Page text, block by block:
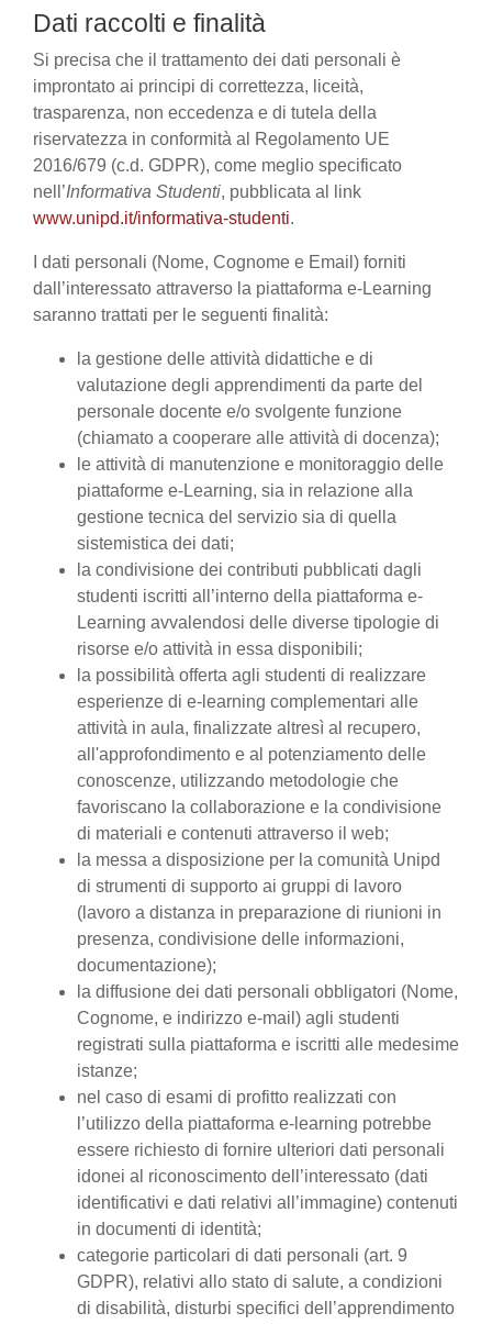
Dati raccolti e finalità
Si precisa che il trattamento dei dati personali è
improntato ai principi di correttezza, liceità,
trasparenza, non eccedenza e di tutela della
riservatezza in conformità al Regolamento UE
2016/679 (c.d. GDPR), come meglio specificato
nell’Informativa Studenti, pubblicata al link
www.unipd.it/informativa-studenti.
I dati personali (Nome, Cognome e Email) forniti
dall’interessato attraverso la piattaforma e-Learning
saranno trattati per le seguenti finalità:
la gestione delle attività didattiche e di
valutazione degli apprendimenti da parte del
personale docente e/o svolgente funzione
(chiamato a cooperare alle attività di docenza);
le attività di manutenzione e monitoraggio delle
piattaforme e-Learning, sia in relazione alla
gestione tecnica del servizio sia di quella
sistemistica dei dati;
la condivisione dei contributi pubblicati dagli
studenti iscritti all’interno della piattaforma e-
Learning avvalendosi delle diverse tipologie di
risorse e/o attività in essa disponibili;
la possibilità offerta agli studenti di realizzare
esperienze di e-learning complementari alle
attività in aula, finalizzate altresì al recupero,
all'approfondimento e al potenziamento delle
conoscenze, utilizzando metodologie che
favoriscano la collaborazione e la condivisione
di materiali e contenuti attraverso il web;
la messa a disposizione per la comunità Unipd
di strumenti di supporto ai gruppi di lavoro
(lavoro a distanza in preparazione di riunioni in
presenza, condivisione delle informazioni,
documentazione);
la diffusione dei dati personali obbligatori (Nome,
Cognome, e indirizzo e-mail) agli studenti
registrati sulla piattaforma e iscritti alle medesime
istanze;
nel caso di esami di profitto realizzati con
l’utilizzo della piattaforma e-learning potrebbe
essere richiesto di fornire ulteriori dati personali
idonei al riconoscimento dell’interessato (dati
identificativi e dati relativi all’immagine) contenuti
in documenti di identità;
categorie particolari di dati personali (art. 9
GDPR), relativi allo stato di salute, a condizioni
di disabilità, disturbi specifici dell’apprendimento